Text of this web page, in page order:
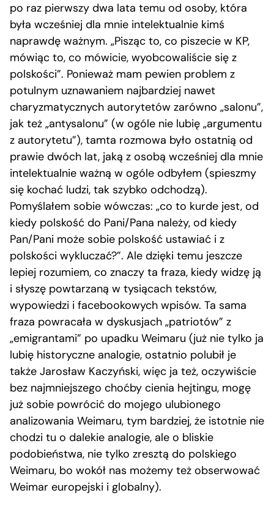
po raz pierwszy dwa lata temu od osoby, która
była wcześniej dla mnie intelektualnie kimś
naprawdę ważnym. „Pisząc to, co piszecie w KP,
mówiąc to, co mówicie, wyobcowaliście się z
polskości”. Ponieważ mam pewien problem z
potulnym uznawaniem najbardziej nawet
charyzmatycznych autorytetów zarówno „salonu”,
jak też „antysalonu” (w ogóle nie lubię „argumentu
z autorytetu”), tamta rozmowa było ostatnią od
prawie dwóch lat, jaką z osobą wcześniej dla mnie
intelektualnie ważną w ogóle odbyłem (spieszmy
się kochać ludzi, tak szybko odchodzą).
Pomyślałem sobie wówczas: „co to kurde jest, od
kiedy polskość do Pani/Pana należy, od kiedy
Pan/Pani może sobie polskość ustawiać i z
polskości wykluczać?”. Ale dzięki temu jeszcze
lepiej rozumiem, co znaczy ta fraza, kiedy widzę ją
i słyszę powtarzaną w tysiącach tekstów,
wypowiedzi i facebookowych wpisów. Ta sama
fraza powracała w dyskusjach „patriotów” z
„emigrantami” po upadku Weimaru (już nie tylko ja
lubię historyczne analogie, ostatnio polubił je
także Jarosław Kaczyński, więc ja też, oczywiście
bez najmniejszego choćby cienia hejtingu, mogę
już sobie powrócić do mojego ulubionego
analizowania Weimaru, tym bardziej, że istotnie nie
chodzi tu o dalekie analogie, ale o bliskie
podobieństwa, nie tylko zresztą do polskiego
Weimaru, bo wokół nas możemy też obserwować
Weimar europejski i globalny).